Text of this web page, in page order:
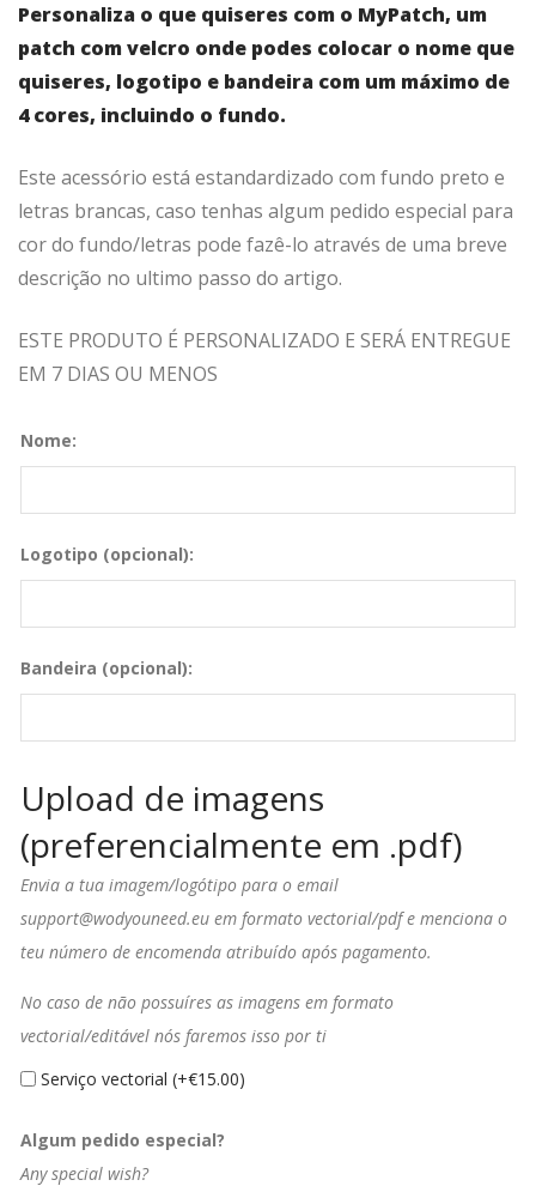
Personaliza o que quiseres com o MyPatch, um
patch com velcro onde podes colocar o nome que
quiseres, logotipo e bandeira com um máximo de
4 cores, incluindo o fundo.
Este acessório está estandardizado com fundo preto e
letras brancas, caso tenhas algum pedido especial para
cor do fundo/letras pode fazê-lo através de uma breve
descrição no ultimo passo do artigo.
ESTE PRODUTO É PERSONALIZADO E SERÁ ENTREGUE
EM 7 DIAS OU MENOS
Nome:
Logotipo (opcional):
Bandeira (opcional):
Upload de imagens
(preferencialmente em .pdf)
Envia a tua imagem/logótipo para o email
support@wodyouneed.eu em formato vectorial/pdf e menciona o
teu número de encomenda atribuído após pagamento.
No caso de não possuíres as imagens em formato
vectorial/editável nós faremos isso por ti
Serviço vectorial (+€15.00)
Algum pedido especial?
Any special wish?